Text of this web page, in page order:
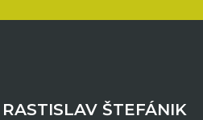
ŠTEFÁNIK